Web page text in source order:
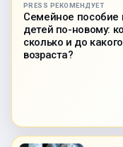
PRESS РЕКОМЕНДУЕТ
Семейное пособие
детей по-новому:
сколько и до какого
возраста?